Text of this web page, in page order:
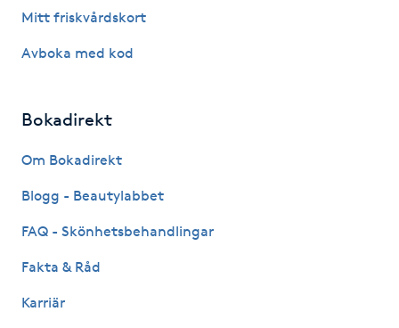
Hudföryngring
Hudvård
Hyaluronsyra
Hypnos
Mitt friskvårdskort
Avboka med kod
Bokadirekt
Om Bokadirekt
Blogg - Beautylabbet
FAQ - Skönhetsbehandlingar
Fakta & Råd
Karriär